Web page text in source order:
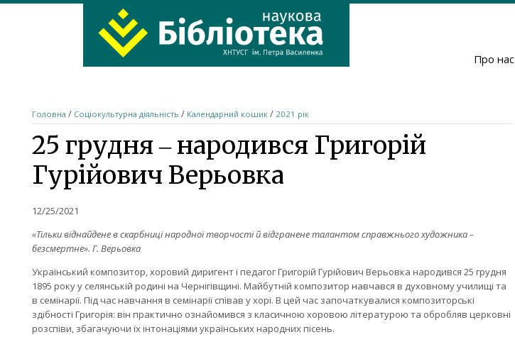
ХНТУСГ
Home
Header
Про нас
Головна / Соціокультурна діяльність / Календарний кошик / 2021 рік
25 грудня ‒ народився Григорій
Гурійович Верьовка
12/25/2021
«Тільки віднайдене в скарбниці народної творчості й відгранене талантом справжнього художника –
безсмертне». Г. Верьовка
Український композитор, хоровий диригент і педагог Григорій Гурійович Верьовка народився 25 грудня
1895 року у селянській родині на Чернігівщині. Майбутній композитор навчався в духовному училищі та
в семінарії. Під час навчання в семінарії співав у хорі. В цей час започаткувалися композиторські
здібності Григорія: він практично ознайомився з класичною хоровою літературою та обробляв церковні
розспіви, збагачуючи їх інтонаціями українських народних пісень.